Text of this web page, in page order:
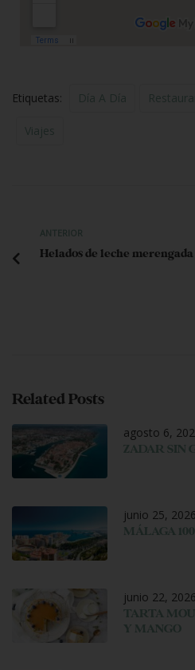
Etiquetas: Día A Día
Viajes
ANTERIOR
Helados de leche merengada
Related Posts
agosto 6,
ZADAR SIN
junio 25, 2026
MÁLAGA
junio 22, 2026
TARTA
Y MANGO